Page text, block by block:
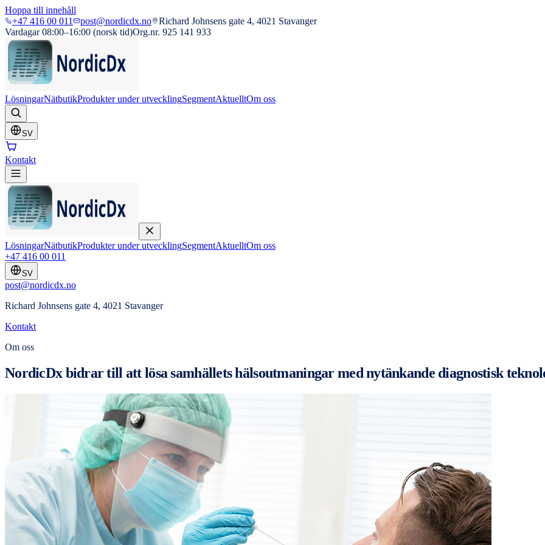
Hoppa till innehåll
+47 416 00 011
post@nordicdx.no
Richard Johnsens gate 4, 4021 Stavanger
Vardagar 08:00–16:00 (norsk tid)Org.nr. 925 141 933
LösningarNätbutikProdukter under utvecklingSegmentAktuelltOm oss
SV
Kontakt
LösningarNätbutikProdukter under utvecklingSegmentAktuelltOm oss
+47 416 00 011
SV
post@nordicdx.no
Richard Johnsens gate 4, 4021 Stavanger
Kontakt
Om oss
NordicDx bidrar till att lösa samhällets hälsoutmaningar med nytänkande diagnostisk